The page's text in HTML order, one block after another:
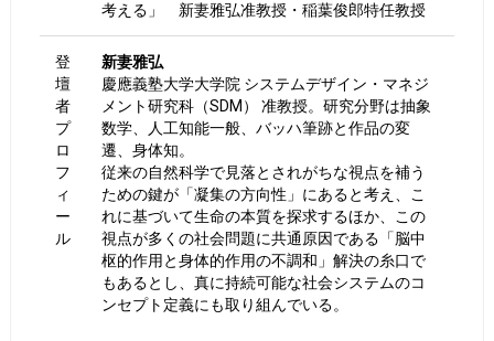
考える」 新妻雅弘准教授・稲葉俊郎特任教授
登
壇
者
プ
ロ
フ
ィ
ー
ル
新妻雅弘
慶應義塾大学大学院 システムデザイン・マネジ
メント研究科（SDM） 准教授。研究分野は抽象
数学、人工知能一般、バッハ筆跡と作品の変
遷、身体知。
従来の自然科学で見落とされがちな視点を補う
ための鍵が「凝集の方向性」にあると考え、こ
れに基づいて生命の本質を探求するほか、この
視点が多くの社会問題に共通原因である「脳中
枢的作⽤と⾝体的作⽤の不調和」解決の糸口で
もあるとし、真に持続可能な社会システムのコ
ンセプト定義にも取り組んでいる。